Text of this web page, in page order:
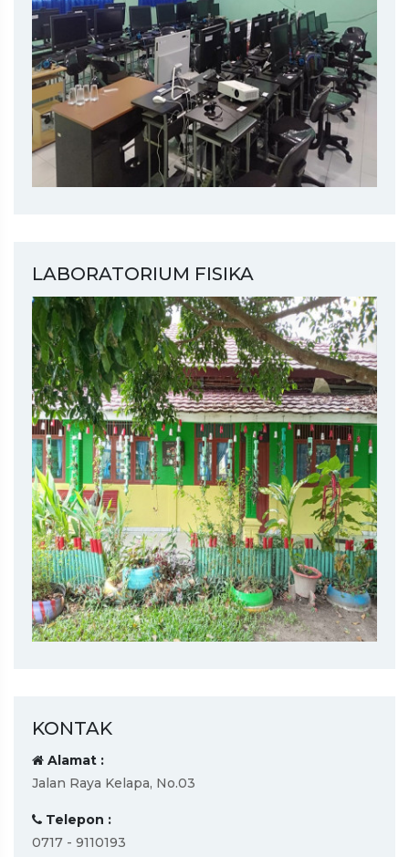
LABORATORIUM FISIKA
KONTAK
Alamat :
Jalan Raya Kelapa, No.03
Telepon :
0717 - 9110193